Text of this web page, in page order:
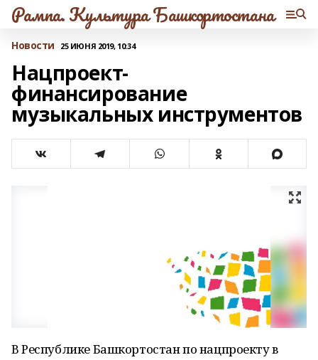
Рампа. Культура Башкортостана
Новости 25 ИЮНЯ 2019, 10:34
Нацпроект-
финансирование
музыкальных инструментов
В Республике Башкортостан по нацпроекту в